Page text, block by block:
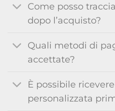
Come posso
dopo l’acquisto?
Quali metodi di
accettate?
È possibile
personalizzata